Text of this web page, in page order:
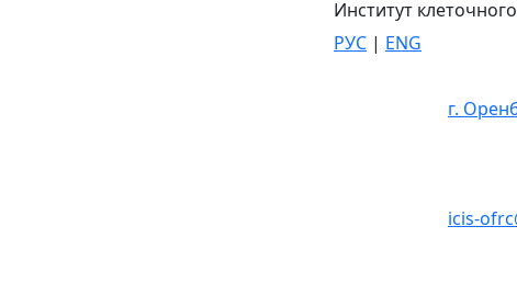
Институт
РУС | ENG
г.
icis-